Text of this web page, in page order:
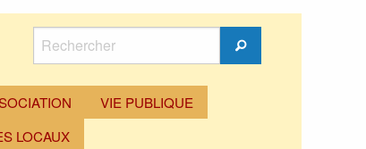
Rechercher
Rechercher
VIE PUBLIQUE
LOCAUX